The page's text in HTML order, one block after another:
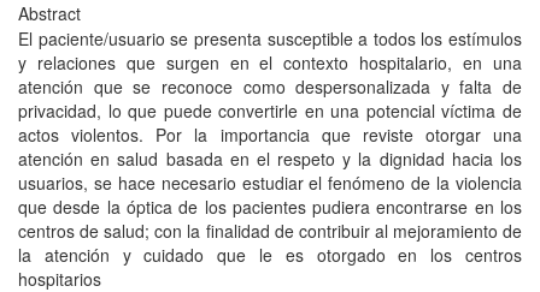
Abstract
El paciente/usuario se presenta susceptible a todos los estímulos
y relaciones que surgen en el contexto hospitalario, en una
atención que se reconoce como despersonalizada y falta de
privacidad, lo que puede convertirle en una potencial víctima de
actos violentos. Por la importancia que reviste otorgar una
atención en salud basada en el respeto y la dignidad hacia los
usuarios, se hace necesario estudiar el fenómeno de la violencia
que desde la óptica de los pacientes pudiera encontrarse en los
centros de salud; con la finalidad de contribuir al mejoramiento de
la atención y cuidado que le es otorgado en los centros
hospitarios